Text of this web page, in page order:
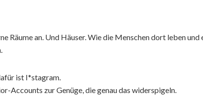
Räume an. Und Häuser. Wie die Menschen dort leben
ist I*stagram.
Accounts zur Genüge, die genau das widerspigeln.